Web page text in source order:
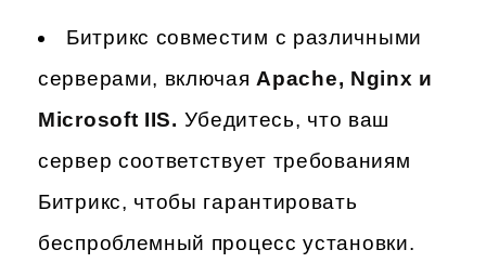
Битрикс совместим с различными
серверами, включая Apache, Nginx и
Microsoft IIS. Убедитесь, что ваш
сервер соответствует требованиям
Битрикс, чтобы гарантировать
беспроблемный процесс установки.